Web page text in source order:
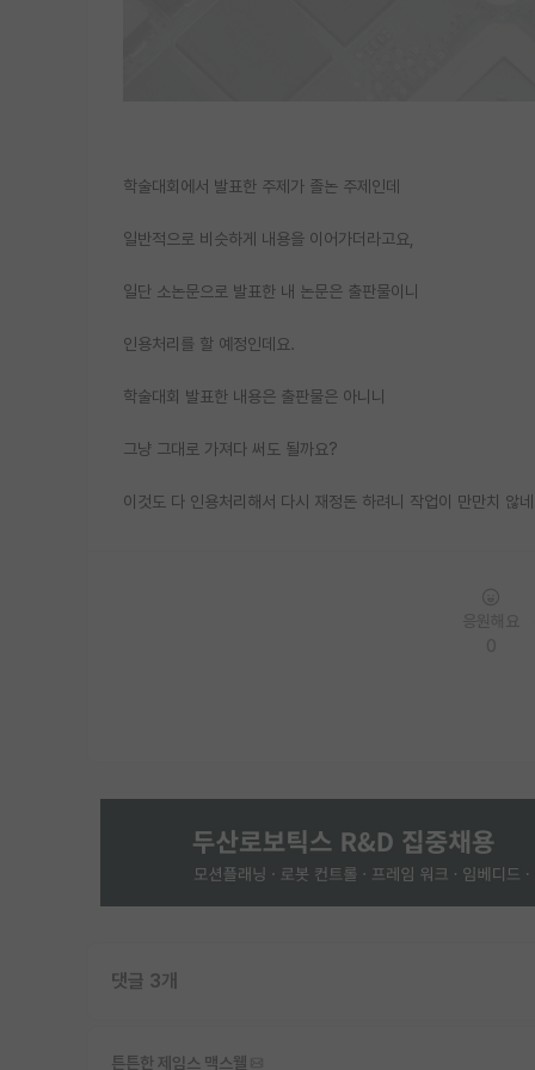
학술대회에서 발표한 주제가 졸논 주제인데
일반적으로 비슷하게 내용을 이어가더라고요,
일단 소논문으로 발표한 내 논문은 출판물이니
인용처리를 할 예정인데요.
학술대회 발표한 내용은 출판물은 아니니
그냥 그대로 가져다 써도 될까요?
이것도 다 인용처리해서 다시 재정돈 하려니 작업이 만만치 않
댓글 3개
튼튼한 제임스 맥스웰